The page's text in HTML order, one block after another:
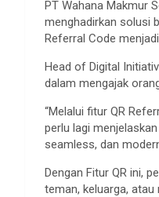
PT Wahana Makmur
menghadirkan solusi
Referral Code
Head of Digital
dalam mengajak
“Melalui fitur QR
perlu lagi
seamless, dan
Dengan Fitur QR ini,
teman, keluarga,